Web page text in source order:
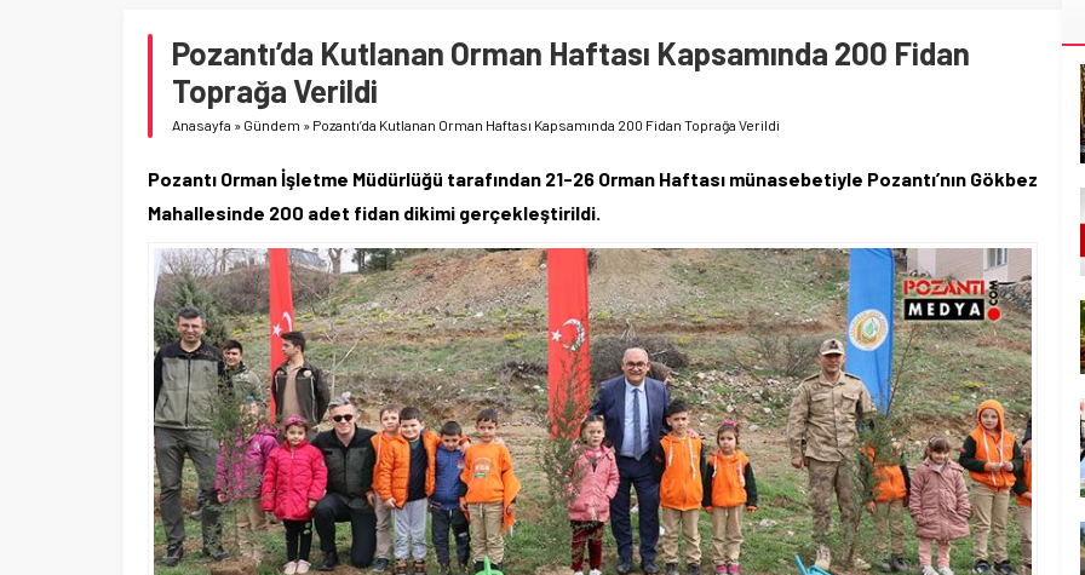
Pozantı’da Kutlanan Orman Haftası Kapsamında 200 Fidan
Toprağa Verildi
Anasayfa » Gündem » Pozantı’da Kutlanan Orman Haftası Kapsamında 200 Fidan Toprağa Verildi
Pozantı Orman İşletme Müdürlüğü tarafından 21-26 Orman Haftası münasebetiyle Pozantı’nın Gökbez
Mahallesinde 200 adet fidan dikimi gerçekleştirildi.